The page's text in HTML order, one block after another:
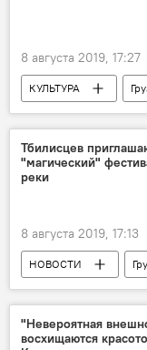
8 августа 2019, 17:27
КУЛЬТУРА
НОВОСТИ
Тбилисцев
"магический"
реки
8 августа 2019, 17:13
НОВОСТИ
Культурная жизнь
Кура
"Невероятная
восхищаются